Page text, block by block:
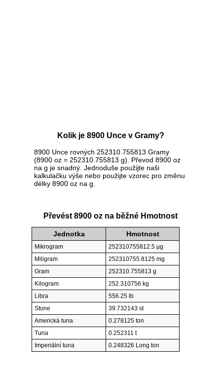
Kolik je 8900 Unce v Gramy?
8900 Unce rovných 252310.755813 Gramy
(8900 oz = 252310.755813 g). Převod 8900 oz
na g je snadný. Jednoduše použijte naši
kalkulačku výše nebo použijte vzorec pro změnu
délky 8900 oz na g.
Převést 8900 oz na běžné Hmotnost
Jednotka Hmotnost
Mikrogram
252310755812.5 µg
Miligram
252310755.8125 mg
Gram
252310.755813 g
Kilogram
252.310756 kg
Libra
556.25 lb
Stone
39.732143 st
Americká tuna
0.278125 ton
Tuna
0.252311 t
Imperiální tuna
0.248326 Long ton